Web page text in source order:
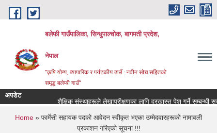
Skip to main content
बलेफी गाउँपालिका, सिन्धुपाल्चोक, बागमती प्रदेश,
नेपाल
"कृषि योग्य, व्यापारिक र पर्यटकीय ठाउँ : नवीन सोच सहितको
समृद्ध बलेफी गाउँ"
अपडेट
शैक्षिक संस्थाहरूले लेखापरीक्षणका लागि दरखास्त पेश गर्ने सम्बन्धी सूचना
You are here
Home » फार्मेसी सहायक पदको आवेदन स्वीकृत भएका उम्मेदवारहरूको नामावली
प्रकाशन गरिएको सूचना !!!